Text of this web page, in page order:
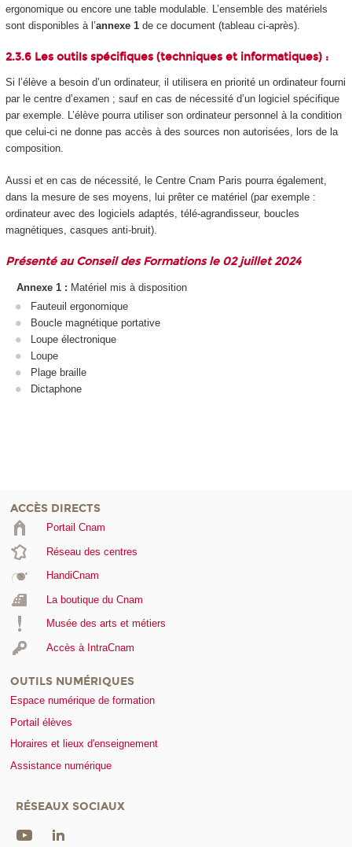
ergonomique ou encore une table modulable. L’ensemble des matériels
sont disponibles à l’annexe 1de ce document (tableau ci-après).
2.3.6 Les outils spécifiques (techniques et informatiques) :
Si l’élève a besoin d’un ordinateur, il utilisera en priorité un ordinateur fourni
par le centre d’examen ; sauf en cas de nécessité d’un logiciel spécifique
par exemple. L’élève pourra utiliser son ordinateur personnel à la condition
que celui-ci ne donne pas accès à des sources non autorisées, lors de la
composition.
Aussi et en cas de nécessité, le Centre Cnam Paris pourra également,
dans la mesure de ses moyens, lui prêter ce matériel (par exemple :
ordinateur avec des logiciels adaptés, télé-agrandisseur, boucles
magnétiques, casques anti-bruit).
Présenté au Conseil des Formations le 02 juillet 2024
Annexe 1 : Matériel mis à disposition
Fauteuil ergonomique
Boucle magnétique portative
Loupe électronique
Loupe
Plage braille
Dictaphone
ACCÈS DIRECTS
Portail Cnam
Réseau des centres
HandiCnam
La boutique du Cnam
Musée des arts et métiers
Accès à IntraCnam
OUTILS NUMÉRIQUES
Espace numérique de formation
Portail élèves
Horaires et lieux d'enseignement
Assistance numérique
RÉSEAUX SOCIAUX